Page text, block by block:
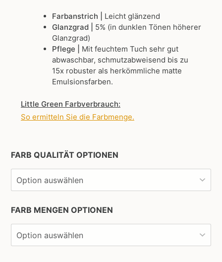
Farbanstrich | Leicht glänzend
Glanzgrad | 5% (in dunklen Tönen höherer
Glanzgrad)
Pflege | Mit feuchtem Tuch sehr gut
abwaschbar, schmutzabweisend bis zu
15x robuster als herkömmliche matte
Emulsionsfarben.
Little Green Farbverbrauch:
So ermitteln Sie die Farbmenge.
FARB QUALITÄT OPTIONEN
FARB MENGEN OPTIONEN